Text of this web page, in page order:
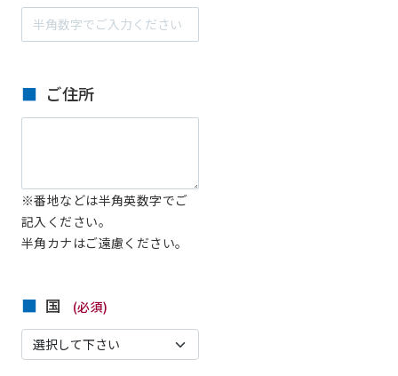
ご住所
※番地などは半角英数字でご
記入ください。
半角カナはご遠慮ください。
国 (必須)